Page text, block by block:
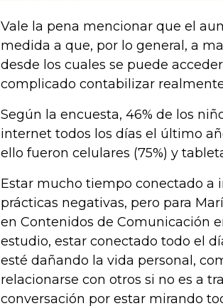
Vale la pena mencionar que el
medida a que, por lo general, a
desde los cuales se puede
complicado contabilizar
Según la encuesta, 46% de los
internet todos los días el último
ello fueron celulares (75%) y
Estar mucho tiempo conectado a
prácticas negativas, pero para
en Contenidos de Comunicación
estudio, estar conectado todo el
esté dañando la vida personal,
relacionarse con otros si no es a
conversación por estar mirando